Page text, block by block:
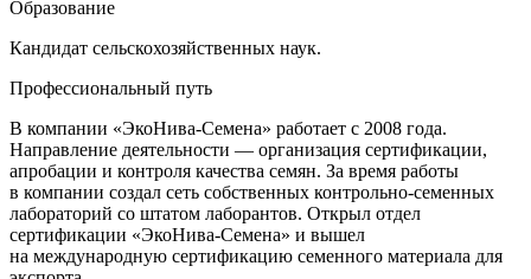
Образование
Кандидат сельскохозяйственных наук.
Профессиональный путь
В компании «ЭкоНива-Семена» работает с 2008 года.
Направление деятельности — организация сертификации,
апробации и контроля качества семян. За время работы
в компании создал сеть собственных контрольно-семенных
лабораторий со штатом лаборантов. Открыл отдел
сертификации «ЭкоНива-Семена» и вышел
на международную сертификацию семенного материала для